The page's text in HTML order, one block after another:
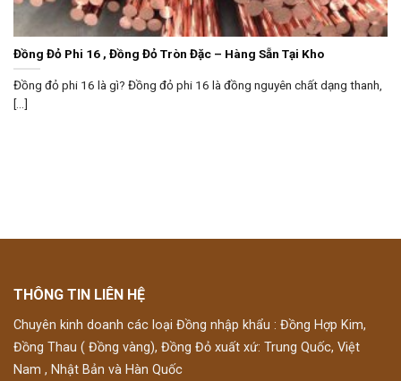
Đồng Đỏ Phi 16 , Đồng Đỏ Tròn Đặc – Hàng Sẵn Tại Kho
Đồng đỏ phi 16 là gì? Đồng đỏ phi 16 là đồng nguyên chất dạng thanh,
[...]
THÔNG TIN LIÊN HỆ
Chuyên kinh doanh các loại Đồng nhập khẩu : Đồng Hợp Kim,
Đồng Thau ( Đồng vàng), Đồng Đỏ xuất xứ: Trung Quốc, Việt
Nam , Nhật Bản và Hàn Quốc